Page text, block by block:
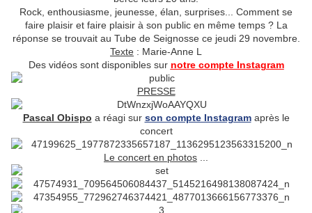
Rock, enthousiasme, jeunesse, élan, surprises... Comment se
faire plaisir et faire plaisir à son public en même temps ? La
réponse se trouvait au Tube de Seignosse ce jeudi 29 novembre.
Texte : Marie-Anne L
Des vidéos sont disponibles sur notre compte Instagram
PRESSE
Pascal Obispo a réagi sur son compte Instagramaprès le
concert
Le concert en photos